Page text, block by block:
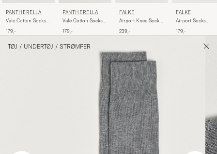
PANTHERELLA
Vale Cotton Socks
179,-
PANTHERELLA
Vale Cotton Socks
179,-
FALKE
Airport Knee Socks
239,-
FALKE
Airport Socks
179,-
TØJ / UNDERTØJ / STRØMPER